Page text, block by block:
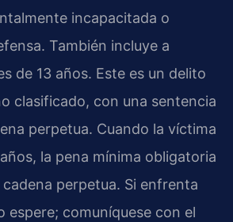
incapacitada o
También incluye a
de 13 años. Este es un delito
clasificado, con una sentencia
perpetua. Cuando la víctima
la pena mínima obligatoria
perpetua. Si enfrenta
espere; comuníquese con el